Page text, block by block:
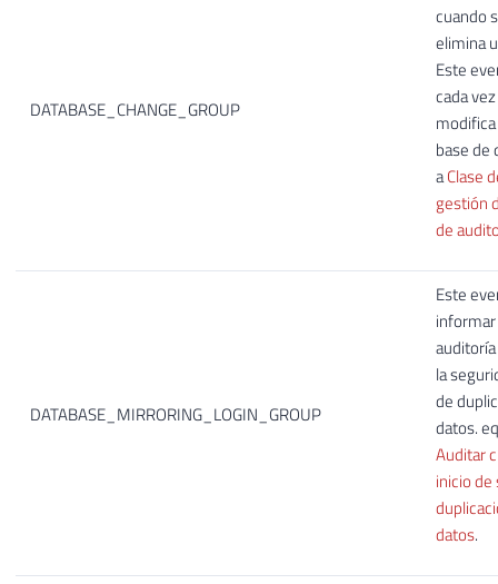
DATABASE_CHANGE_GROUP
cuando
elimina
Este
cada
base de
aClase
gestión
de
DATABASE_MIRRORING_LOGIN_GROUP
Este
la
de
datos.
Auditar
inicio
datos.